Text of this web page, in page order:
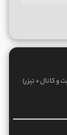
کانال + تیزر)